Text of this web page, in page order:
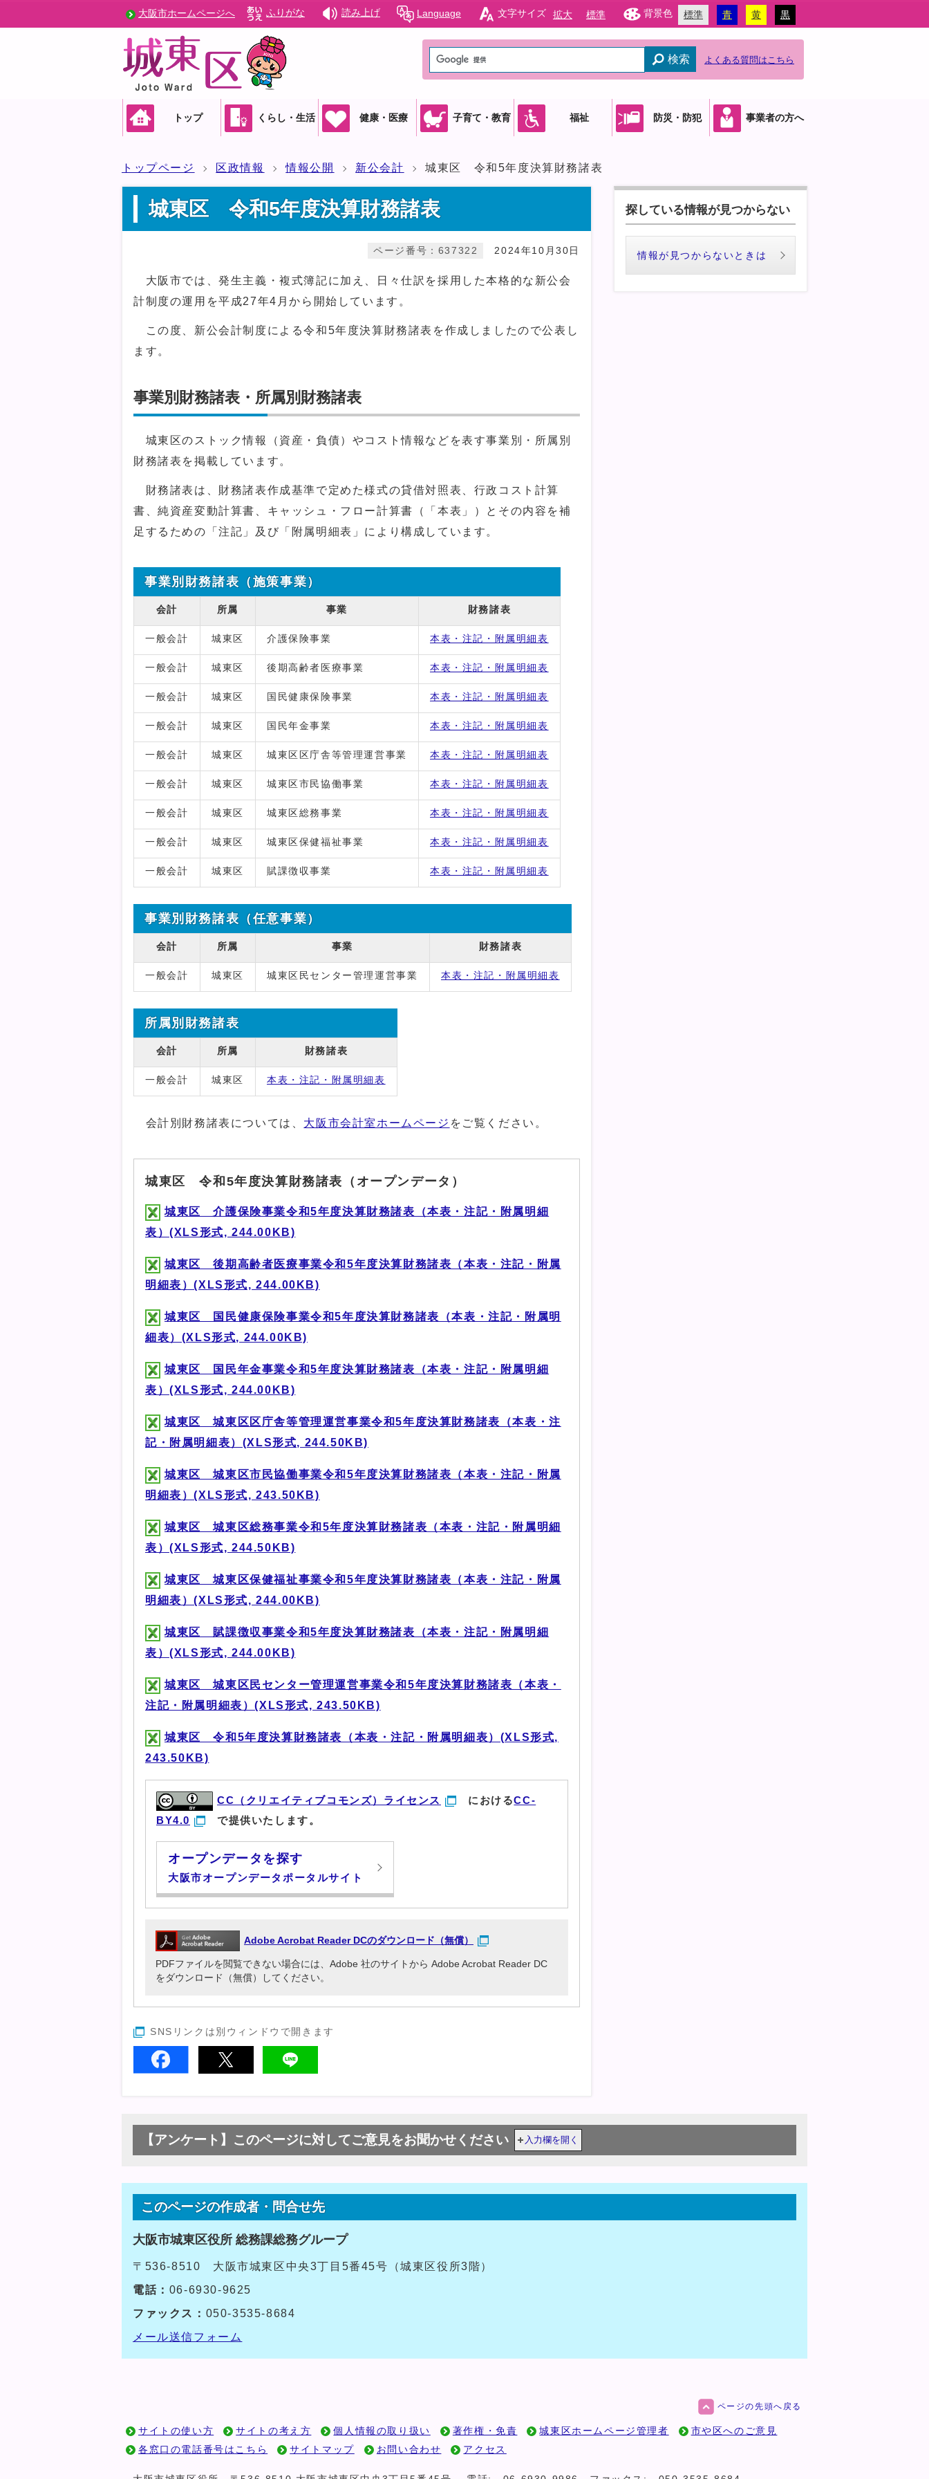
大阪市ホームページへ ふりがな 読み上げ Language 文字サイズ 拡大 標準 背景色 標準 青 黄 黒
検索 よくある質問はこちら
トップ くらし・生活 健康・医療 子育て・教育 福祉 防災・防犯 事業者の方へ
トップページ 区政情報 情報公開 新公会計 城東区 令和5年度決算財務諸表
城東区 令和5年度決算財務諸表
2024年10月30日
ページ番号：637322
大阪市では、発生主義・複式簿記に加え、日々仕訳を採用した本格的な新公会
計制度の運用を平成27年4月から開始しています。
この度、新公会計制度による令和5年度決算財務諸表を作成しましたので公表し
ます。
事業別財務諸表・所属別財務諸表
城東区のストック情報（資産・負債）やコスト情報などを表す事業別・所属別
財務諸表を掲載しています。
財務諸表は、財務諸表作成基準で定めた様式の貸借対照表、行政コスト計算
書、純資産変動計算書、キャッシュ・フロー計算書（「本表」）とその内容を補
足するための「注記」及び「附属明細表」により構成しています。
事業別財務諸表（施策事業）
会計 所属 事業 財務諸表
一般会計 城東区 介護保険事業 本表・注記・附属明細表
一般会計 城東区 後期高齢者医療事業 本表・注記・附属明細表
一般会計 城東区 国民健康保険事業 本表・注記・附属明細表
一般会計 城東区 国民年金事業 本表・注記・附属明細表
一般会計 城東区 城東区区庁舎等管理運営事業 本表・注記・附属明細表
一般会計 城東区 城東区市民協働事業 本表・注記・附属明細表
一般会計 城東区 城東区総務事業 本表・注記・附属明細表
一般会計 城東区 城東区保健福祉事業 本表・注記・附属明細表
一般会計 城東区 賦課徴収事業 本表・注記・附属明細表
事業別財務諸表（任意事業）
会計 所属 事業 財務諸表
一般会計 城東区 城東区民センター管理運営事業 本表・注記・附属明細表
所属別財務諸表
会計 所属 財務諸表
一般会計 城東区 本表・注記・附属明細表
会計別財務諸表については、 大阪市会計室ホームページ をご覧ください。
城東区 令和5年度決算財務諸表（オープンデータ）
城東区 介護保険事業令和5年度決算財務諸表（本表・注記・附属明細
表）(XLS形式, 244.00KB)
城東区 後期高齢者医療事業令和5年度決算財務諸表（本表・注記・附属
明細表）(XLS形式, 244.00KB)
城東区 国民健康保険事業令和5年度決算財務諸表（本表・注記・附属明
細表）(XLS形式, 244.00KB)
城東区 国民年金事業令和5年度決算財務諸表（本表・注記・附属明細
表）(XLS形式, 244.00KB)
城東区 城東区区庁舎等管理運営事業令和5年度決算財務諸表（本表・注
記・附属明細表）(XLS形式, 244.50KB)
城東区 城東区市民協働事業令和5年度決算財務諸表（本表・注記・附属
明細表）(XLS形式, 243.50KB)
城東区 城東区総務事業令和5年度決算財務諸表（本表・注記・附属明細
表）(XLS形式, 244.50KB)
城東区 城東区保健福祉事業令和5年度決算財務諸表（本表・注記・附属
明細表）(XLS形式, 244.00KB)
城東区 賦課徴収事業令和5年度決算財務諸表（本表・注記・附属明細
表）(XLS形式, 244.00KB)
城東区 城東区民センター管理運営事業令和5年度決算財務諸表（本表・
注記・附属明細表）(XLS形式, 243.50KB)
城東区 令和5年度決算財務諸表（本表・注記・附属明細表）(XLS形式,
243.50KB)
CC（クリエイティブコモンズ）ライセンス におけるCC-
BY4.0
で提供いたします。
オープンデータを探す
大阪市オープンデータポータルサイト
Adobe Acrobat Reader DCのダウンロード（無償）
PDFファイルを閲覧できない場合には、Adobe 社のサイトから Adobe Acrobat Reader DC
をダウンロード（無償）してください。
SNSリンクは別ウィンドウで開きます
探している情報が見つからない
情報が見つからないときは
【アンケート】このページに対してご意見をお聞かせください 入力欄を開く
このページの作成者・問合せ先
大阪市城東区役所 総務課総務グループ
〒536-8510 大阪市城東区中央3丁目5番45号（城東区役所3階）
電話： 06-6930-9625
ファックス： 050-3535-8684
メール送信フォーム
ページの先頭へ戻る
サイトの使い方 サイトの考え方 個人情報の取り扱い 著作権・免責 城東区ホームページ管理者
市や区へのご意見
各窓口の電話番号はこちら
サイトマップ お問い合わせ アクセス